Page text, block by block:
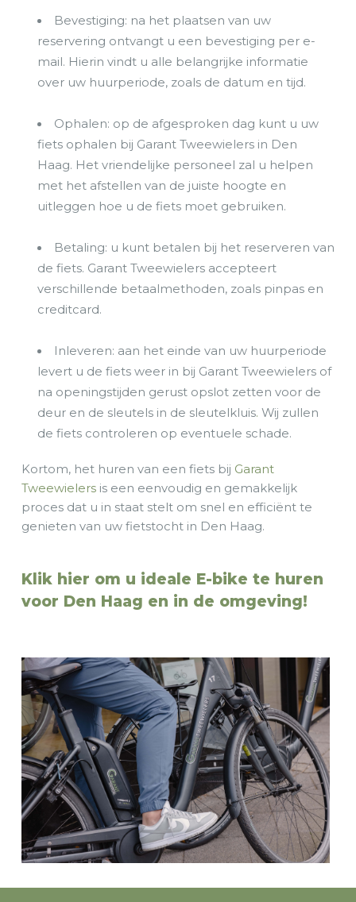
Bevestiging: na het plaatsen van uw
reservering ontvangt u een bevestiging per e-
mail. Hierin vindt u alle belangrijke informatie
over uw huurperiode, zoals de datum en tijd.
Ophalen: op de afgesproken dag kunt u uw
fiets ophalen bij Garant Tweewielers in Den
Haag. Het vriendelijke personeel zal u helpen
met het afstellen van de juiste hoogte en
uitleggen hoe u de fiets moet gebruiken.
Betaling: u kunt betalen bij het reserveren van
de fiets. Garant Tweewielers accepteert
verschillende betaalmethoden, zoals pinpas en
creditcard.
Inleveren: aan het einde van uw huurperiode
levert u de fiets weer in bij Garant Tweewielers of
na openingstijden gerust opslot zetten voor de
deur en de sleutels in de sleutelkluis. Wij zullen
de fiets controleren op eventuele schade.
Kortom, het huren van een fiets bij Garant
Tweewielersis een eenvoudig en gemakkelijk
proces dat u in staat stelt om snel en efficiënt te
genieten van uw fietstocht in Den Haag.
Klik hier om u ideale E-bike te huren
voor Den Haag en in de omgeving!